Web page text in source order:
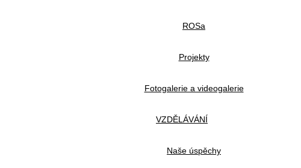
ROSa
Projekty
Fotogalerie a videogalerie
VZDĚLÁVÁNÍ
Naše úspěchy